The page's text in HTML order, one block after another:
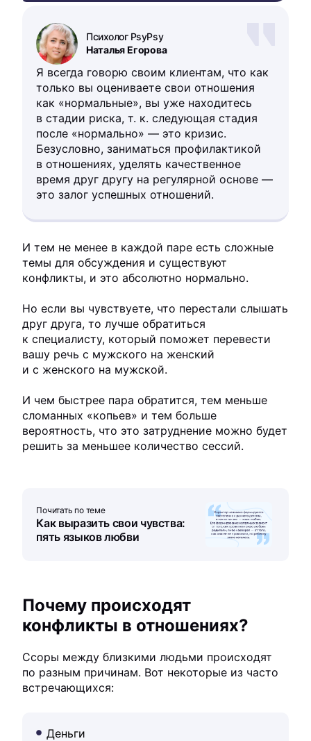
Наталья Егорова
Психолог PsyPsy
Я всегда говорю своим клиентам, что как
только вы оцениваете свои отношения
как «нормальные», вы уже находитесь
в стадии риска, т. к. следующая стадия
после «нормально» — это кризис.
Безусловно, заниматься профилактикой
в отношениях, уделять качественное
время друг другу на регулярной основе —
это залог успешных отношений.
И тем не менее в каждой паре есть сложные
темы для обсуждения и существуют
конфликты, и это абсолютно нормально.
Но если вы чувствуете, что перестали слышать
друг друга, то лучше обратиться
к специалисту, который поможет перевести
вашу речь с мужского на женский
и с женского на мужской.
И чем быстрее пара обратится, тем меньше
сломанных «копьев» и тем больше
вероятность, что это затруднение можно будет
решить за меньшее количество сессий.
Почитать по теме
Как выразить свои чувства:
пять языков любви
Почему происходят
конфликты в отношениях?
Ссоры между близкими людьми происходят
по разным причинам. Вот некоторые из часто
встречающихся:
Деньги